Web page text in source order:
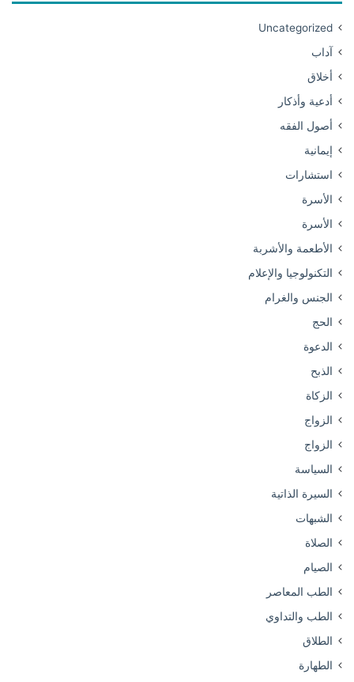
Uncategorized
آداب
أخلاق
أدعية وأذكار
أصول الفقه
إيمانية
استشارات
الأسرة
الأسرة
الأطعمة والأشربة
التكنولوجيا والإعلام
الجنس والغرام
الحج
الدعوة
الذبح
الزكاة
الزواج
الزواج
السياسة
السيرة الذاتية
الشبهات
الصلاة
الصيام
الطب المعاصر
الطب والتداوي
الطلاق
الطهارة